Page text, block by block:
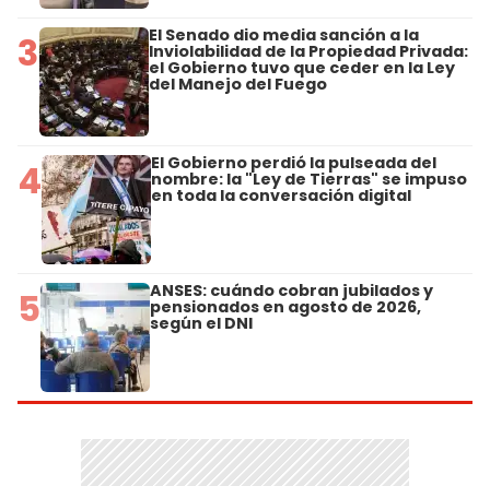
3 El Senado dio media sanción a la
Inviolabilidad de la Propiedad Privada:
el Gobierno tuvo que ceder en la Ley
del Manejo del Fuego
4 El Gobierno perdió la pulseada del
nombre: la "Ley de Tierras" se impuso
en toda la conversación digital
5 ANSES: cuándo cobran jubilados y
pensionados en agosto de 2026,
según el DNI